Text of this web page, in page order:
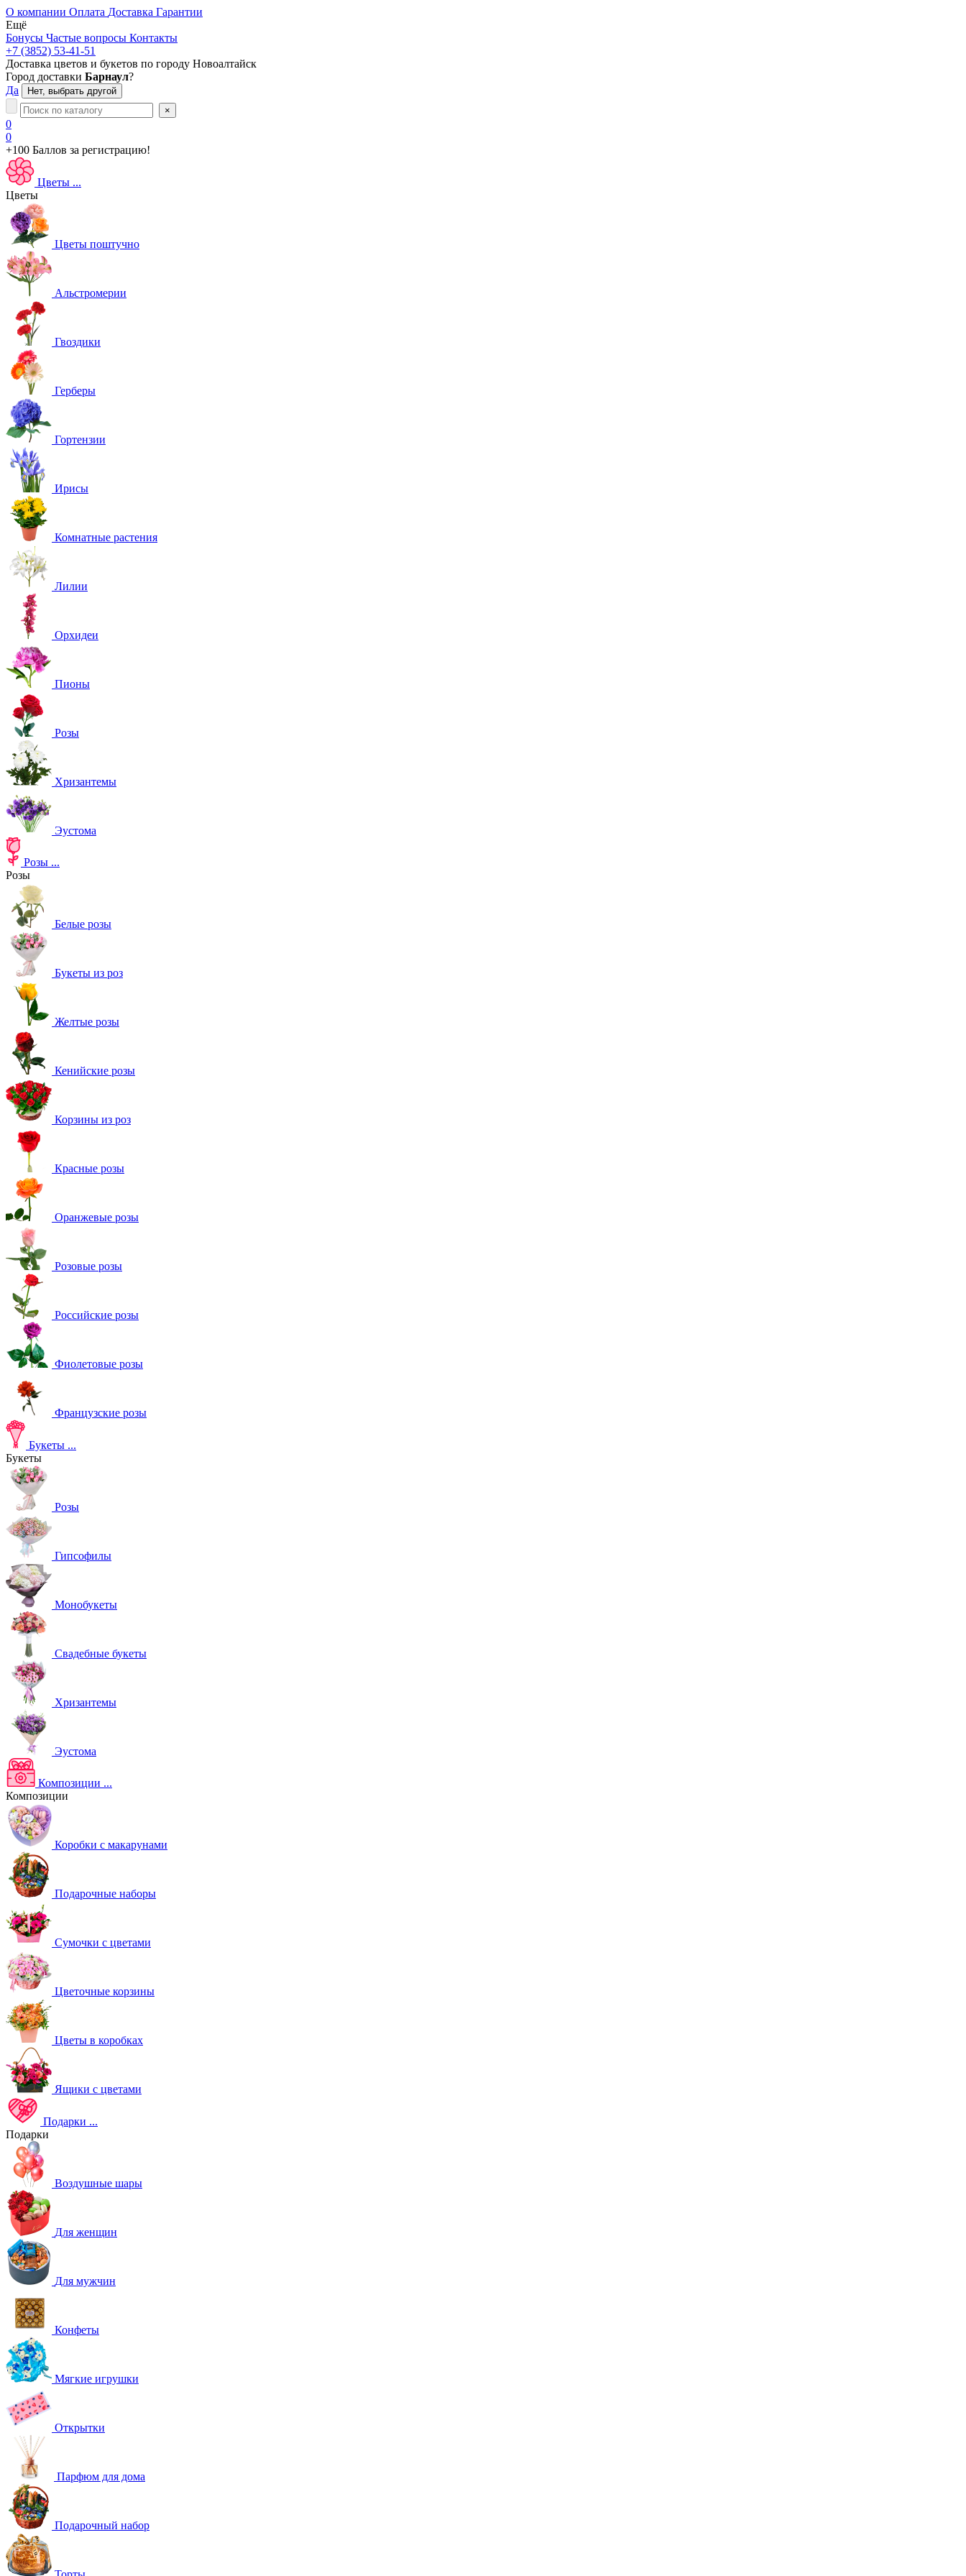
О компании Оплата Доставка Гарантии
Ещё
Бонусы Частые вопросы Контакты
+7 (3852) 53-41-51
Доставка цветов и букетов по городу Новоалтайск
Город доставки Барнаул?
Да
Нет, выбрать другой
×
0
0
+100 Баллов за регистрацию!
Цветы ...
Цветы
Цветы поштучно
Альстромерии
Гвоздики
Герберы
Гортензии
Ирисы
Комнатные растения
Лилии
Орхидеи
Пионы
Розы
Хризантемы
Эустома
Розы ...
Розы
Белые розы
Букеты из роз
Желтые розы
Кенийские розы
Корзины из роз
Красные розы
Оранжевые розы
Розовые розы
Российские розы
Фиолетовые розы
Французские розы
Букеты ...
Букеты
Розы
Гипсофилы
Монобукеты
Свадебные букеты
Хризантемы
Эустома
Композиции ...
Композиции
Коробки с макарунами
Подарочные наборы
Сумочки с цветами
Цветочные корзины
Цветы в коробках
Ящики с цветами
Подарки ...
Подарки
Воздушные шары
Для женщин
Для мужчин
Конфеты
Мягкие игрушки
Открытки
Парфюм для дома
Подарочный набор